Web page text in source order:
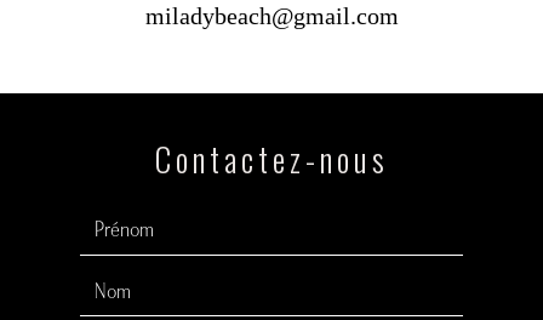
miladybeach@gmail.com
Contactez-nous